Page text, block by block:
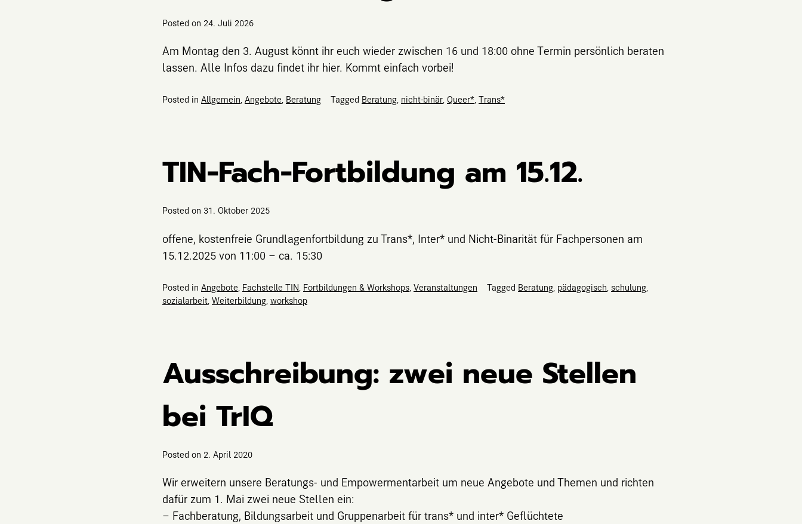
Posted on 24. Juli 2026
Am Montag den 3. August könnt ihr euch wieder zwischen 16 und 18:00 ohne Termin persönlich beraten
lassen. Alle Infos dazu findet ihr hier. Kommt einfach vorbei!
Posted in Allgemein, Angebote, Beratung Tagged Beratung, nicht-binär, Queer*, Trans*
TIN-Fach-Fortbildung am 15.12.
Posted on 31. Oktober 2025
offene, kostenfreie Grundlagenfortbildung zu Trans*, Inter* und Nicht-Binarität für Fachpersonen am
15.12.2025 von 11:00 – ca. 15:30
Posted in Angebote Fachstelle TIN Fortbildungen & Workshops Veranstaltungen Tagged Beratung pädagogisch schulung
sozialarbeit Weiterbildung workshop
Ausschreibung: zwei neue Stellen
bei TrIQ
Posted on 2. April 2020
Wir erweitern unsere Beratungs- und Empowermentarbeit um neue Angebote und Themen und richten
dafür zum 1. Mai zwei neue Stellen ein:
– Fachberatung, Bildungsarbeit und Gruppenarbeit für trans* und inter* Geflüchtete